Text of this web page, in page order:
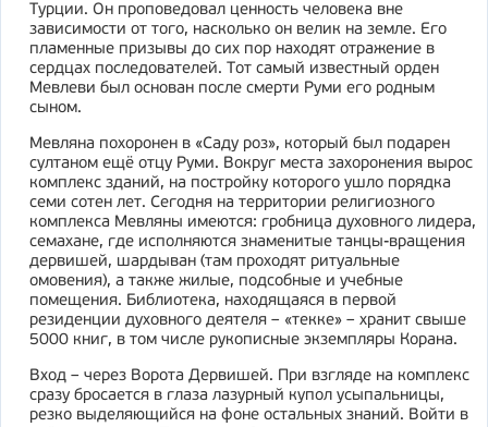
Турции. Он проповедовал ценность человека вне
зависимости от того, насколько он велик на земле. Его
пламенные призывы до сих пор находят отражение в
сердцах последователей. Тот самый известный орден
Мевлеви был основан после смерти Руми его родным
сыном.
Мевляна похоронен в «Саду роз», который был подарен
султаном ещё отцу Руми. Вокруг места захоронения вырос
комплекс зданий, на постройку которого ушло порядка
семи сотен лет. Сегодня на территории религиозного
комплекса Мевляны имеются: гробница духовного лидера,
семахане, где исполняются знаменитые танцы-вращения
дервишей, шардыван (там проходят ритуальные
омовения), а также жилые, подсобные и учебные
помещения. Библиотека, находящаяся в первой
резиденции духовного деятеля – «текке» – хранит свыше
5000 книг, в том числе рукописные экземпляры Корана.
Вход – через Ворота Дервишей. При взгляде на комплекс
сразу бросается в глаза лазурный купол усыпальницы,
резко выделяющийся на фоне остальных знаний. Войти в